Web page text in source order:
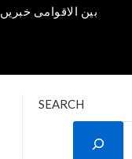
بین الاقوامی خبریں
SEARCH